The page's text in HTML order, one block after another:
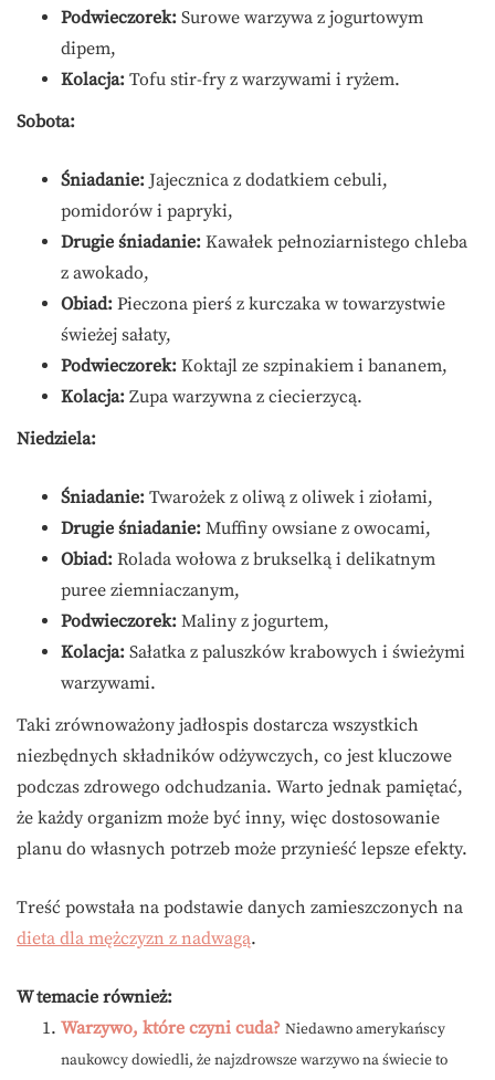
Podwieczorek: Surowe warzywa z jogurtowym
dipem,
Kolacja: Tofu stir-fry z warzywami i ryżem.
Sobota:
Śniadanie: Jajecznica z dodatkiem cebuli,
pomidorów i papryki,
Drugie śniadanie: Kawałek pełnoziarnistego chleba
z awokado,
Obiad: Pieczona pierś z kurczaka w towarzystwie
świeżej sałaty,
Podwieczorek: Koktajl ze szpinakiem i bananem,
Kolacja: Zupa warzywna z ciecierzycą.
Niedziela:
Śniadanie: Twarożek z oliwą z oliwek i ziołami,
Drugie śniadanie: Muffiny owsiane z owocami,
Obiad: Rolada wołowa z brukselką i delikatnym
puree ziemniaczanym,
Podwieczorek: Maliny z jogurtem,
Kolacja: Sałatka z paluszków krabowych i świeżymi
warzywami.
Taki zrównoważony jadłospis dostarcza wszystkich
niezbędnych składników odżywczych, co jest kluczowe
podczas zdrowego odchudzania. Warto jednak pamiętać,
że każdy organizm może być inny, więc dostosowanie
planu do własnych potrzeb może przynieść lepsze efekty.
Treść powstała na podstawie danych zamieszczonych na
dieta dla mężczyzn z nadwagą.
W temacie również:
Warzywo, które czyni cuda? Niedawno amerykańscy
naukowcy dowiedli, że najzdrowsze warzywo na świecie to